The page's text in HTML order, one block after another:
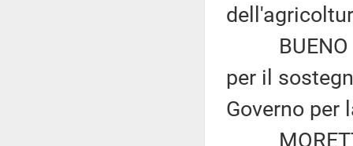
BUENO e
per il
Governo per
MORETTI